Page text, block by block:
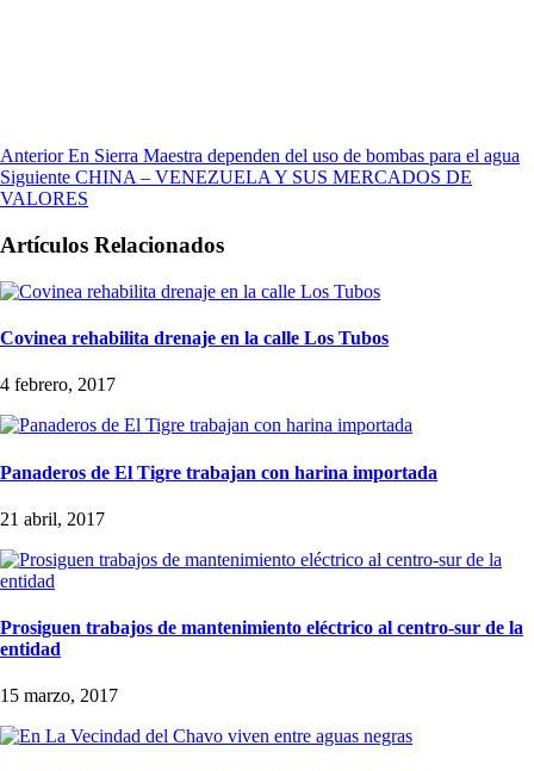
Anterior En Sierra Maestra dependen del uso de bombas para el agua
Siguiente CHINA – VENEZUELA Y SUS MERCADOS DE
VALORES
Artículos Relacionados
Covinea rehabilita drenaje en la calle Los Tubos
4 febrero, 2017
Panaderos de El Tigre trabajan con harina importada
21 abril, 2017
Prosiguen trabajos de mantenimiento eléctrico al centro-sur de la
entidad
15 marzo, 2017